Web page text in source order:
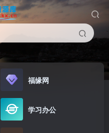
福缘网
学习办公